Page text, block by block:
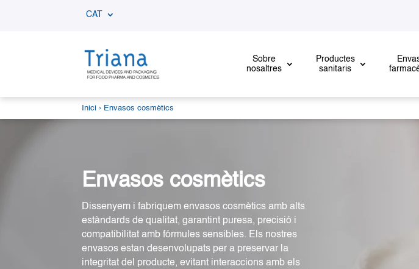
CAT
Sobre
nosaltres
Productes
sanitaris
Inici › Envasos cosmètics
Envasos cosmètics
Dissenyem i fabriquem envasos cosmètics amb alts
estàndards de qualitat, garantint puresa, precisió i
compatibilitat amb fórmules sensibles. Els nostres
envasos estan desenvolupats per a preservar la
integritat del producte, evitant interaccions amb els